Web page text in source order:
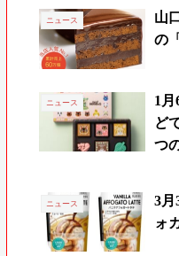
ニュース
山
の
ニュース
1
ど
つ
ニュース
3月
ォ